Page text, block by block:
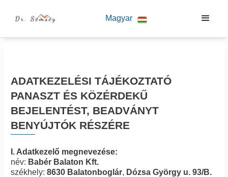
Magyar
ADATKEZELÉSI TÁJÉKOZTATÓ
PANASZT ÉS KÖZÉRDEKŰ
BEJELENTÉST, BEADVÁNYT
BENYÚJTÓK RÉSZÉRE
I. Adatkezelő megnevezése:
név: Babér Balaton Kft.
székhely: 8630 Balatonboglár, Dózsa György u. 93/B.